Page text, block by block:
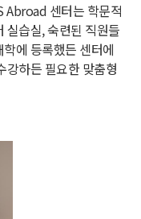
Abroad 센터는 학문적
실습실, 숙련된 직원들
에 등록했든 센터에
강하든 필요한 맞춤형